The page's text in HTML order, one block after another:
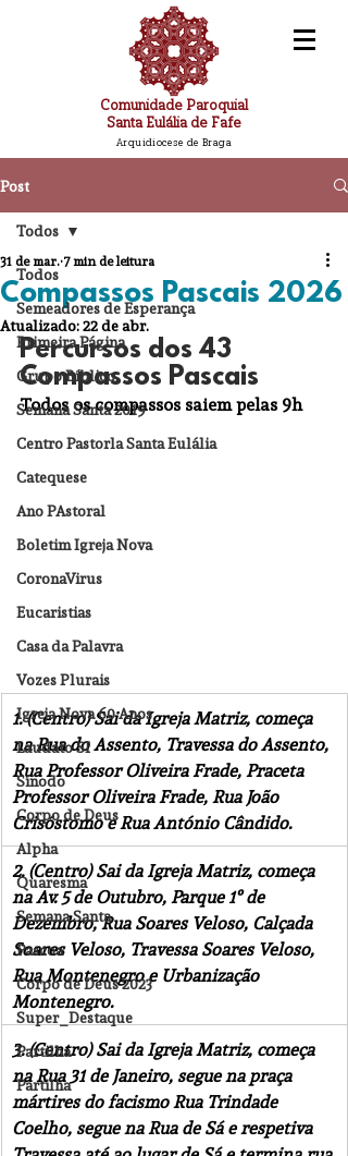
Comunidade Paroquial
Santa Eulália de Fafe
Arquidiocese de Braga
Post
Todos
Semeadores de Esperança
Primeira Página
Grupo Bíblico
Semana Santa 2019
Centro Pastorla Santa Eulália
Catequese
Ano PAstoral
Boletim Igreja Nova
CoronaVirus
Eucaristias
Casa da Palavra
Vozes Plurais
Igreja Nova 60 Anos
Laudato SI
Sínodo
Corpo de Deus
Alpha
Quaresma
Semana Santa
Pascoa
Corpo de Deus 2023
Super_Destaque
Partilha
Partilha
Todos
Compassos Pascais 2026
31 de mar. 7 min de leitura
Atualizado:22 de abr.
Percursos dos 43
Compassos Pascais
Todos os compassos saiem pelas 9h
1. (Centro) Sai da Igreja Matriz, começa
na Rua do Assento, Travessa do Assento,
Rua Professor Oliveira Frade, Praceta
Professor Oliveira Frade, Rua João
Crisóstomo e Rua António Cândido.
2. (Centro) Sai da Igreja Matriz, começa
na Av. 5 de Outubro, Parque 1º de
Dezembro, Rua Soares Veloso, Calçada
Soares Veloso, Travessa Soares Veloso,
Rua Montenegro e Urbanização
Montenegro.
3. (Centro) Sai da Igreja Matriz, começa
na Rua 31 de Janeiro, segue na praça
mártires do facismo Rua Trindade
Coelho, segue na Rua de Sá e respetiva